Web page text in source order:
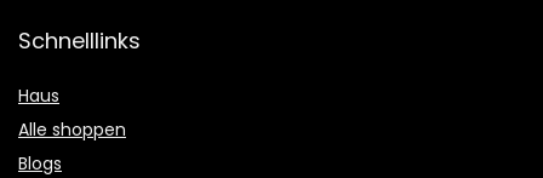
Schnelllinks
Haus
Alle shoppen
Blogs